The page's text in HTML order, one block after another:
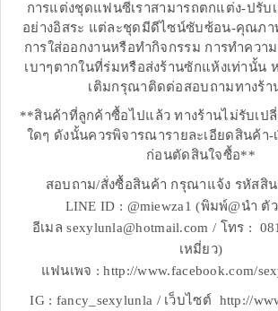
การแต่งชุดแฟนซีเราสามารถตกแต่ง-ปรับ
อย่างอิสระ แต่ละชุดมีดีไซน์ซับซ้อน-คุณภา
การใส่ออกงานหรือทำกิจกรรม การทำควา
เบาๆตากในที่ร่มหรือส่งร้านซักแห้งเท่านั้น
เติมกรุณาติดต่อสอบถามทางร้า
**สินค้าที่ลูกค้าซื้อไปแล้ว ทางร้านไม่รับเป
ใดๆ ดังนั้นควรพิจารณารายละเอียดสินค้า-
ก่อนตัดสินใจซื้อ**
สอบถาม/สั่งซื้อสินค้า กรุณาแจ้ง รหัสสิ
LINE ID : @miewza1 (พิมพ์@นำ ตั
อีเมล sexylunla@hotmail.com / โทร :
เหมี่ยว)
แฟนเพจ : http://www.facebook.com/
IG : fancy_sexylunla / เว็บไซต์ http://